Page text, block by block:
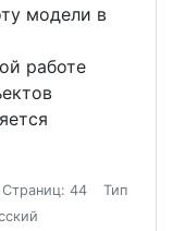
модели в
работе
Страниц: 44
Тип